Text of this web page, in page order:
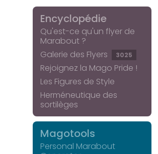
Encyclopédie
Qu'est-ce qu'un flyer de
Marabout ?
Galerie des Flyers
3025
Rejoignez la Mago Pride !
Les Figures de Style
Herméneutique des
sortilèges
Magotools
Personal Marabout